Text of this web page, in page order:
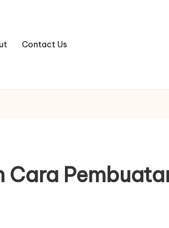
Contact Us
Cara